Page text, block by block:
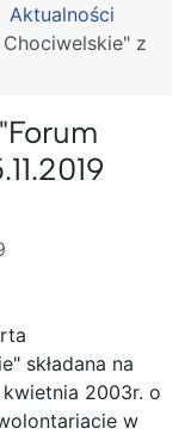
Aktualności
z
składana na
2003r. o
w